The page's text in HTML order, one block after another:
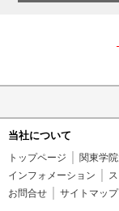
当社について
トップページ 関東学
インフォメーション
お問合せ
サイトマップ